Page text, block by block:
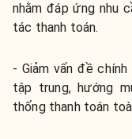
nhằm đáp ứng nhu
tác thanh toán.
- Giảm vấn đề
tập trung, hướng
thống thanh toán